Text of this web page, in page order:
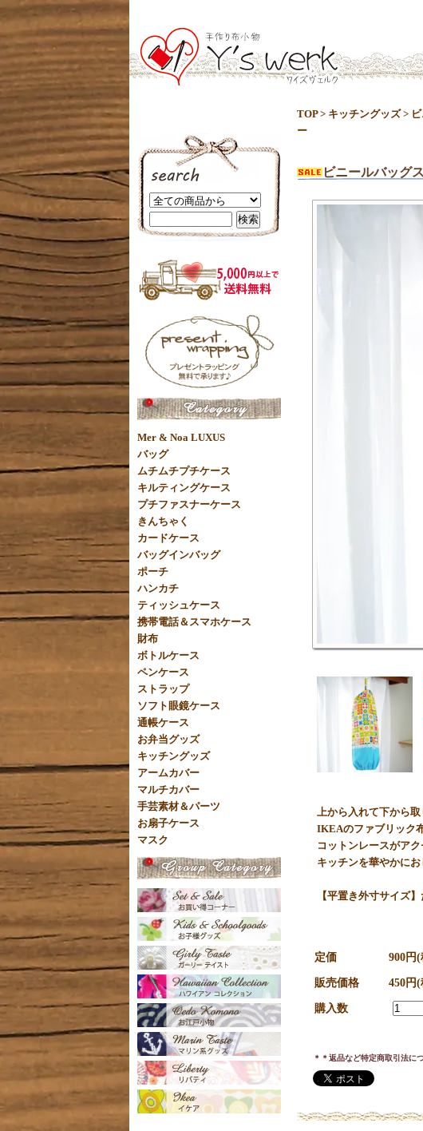
TOP> キッチングッズ>
ー
ビニールバッグ
上から入れて下から取
IKEAのファブリック
コットンレースがアク
キッチンを華やかに
【平置き外寸サイズ
定価 900円
販売価格 450円
購入数
＊＊返品など特定商取引法に
Mer & Noa LUXUS
バッグ
ムチムチプチケース
キルティングケース
プチファスナーケース
きんちゃく
カードケース
バッグインバッグ
ポーチ
ハンカチ
ティッシュケース
携帯電話＆スマホケース
財布
ボトルケース
ペンケース
ストラップ
ソフト眼鏡ケース
通帳ケース
お弁当グッズ
キッチングッズ
アームカバー
マルチカバー
手芸素材＆パーツ
お扇子ケース
マスク